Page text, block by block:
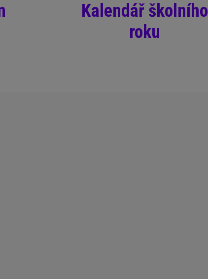
Kalendář školního
roku